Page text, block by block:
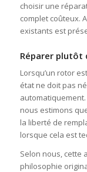
choisir une
complet coûteux.
existants est
Réparer plutôt
Lorsqu’un rotor
état ne doit pas
automatiquement.
nous estimons
la liberté de
lorsque cela est
Selon nous, cette
philosophie